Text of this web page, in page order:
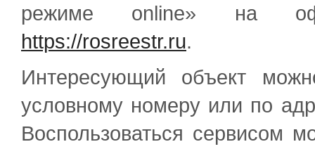
режиме online» на
https://rosreestr.ru.
Интересующий объект
условному номеру или по
Воспользоваться сервисом